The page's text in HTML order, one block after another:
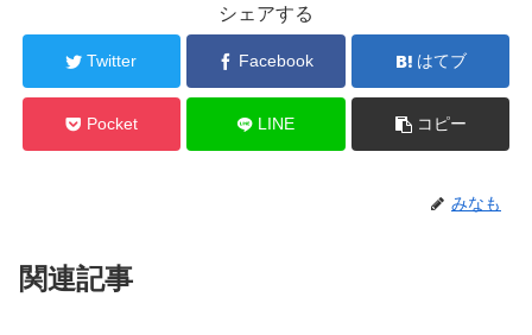
シェアする
Twitter Facebook はてブ
Pocket LINE コピー
みなも
関連記事